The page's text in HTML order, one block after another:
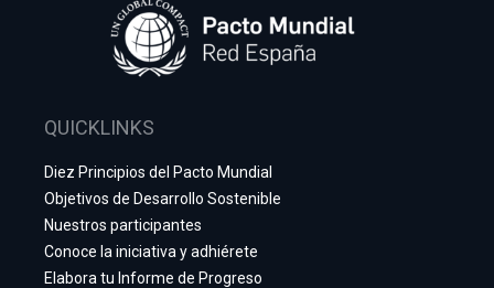
QUICKLINKS
Diez Principios del Pacto Mundial
Objetivos de Desarrollo Sostenible
Nuestros participantes
Conoce la iniciativa y adhiérete
Elabora tu Informe de Progreso